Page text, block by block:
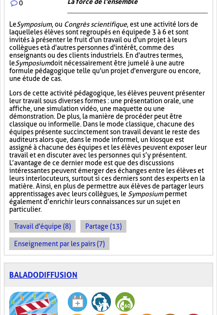
0
LeSymposium, ou Congrès scientifique, est une activité lors de
laquelle les élèves sont regroupés en équipe de 3 à 6 et sont
invités à présenter le fruit d'un travail ou d'un projet à leurs
collègues et à d'autres personnes d'intérêt, comme des
enseignants ou des clients industriels. En d'autres termes,
leSymposiumdoit nécessairement être jumelé à une autre
formule pédagogique telle qu'un projet d'envergure ou encore,
une étude de cas.
Lors de cette activité pédagogique, les élèves peuvent présenter
leur travail sous diverses formes : une présentation orale, une
affiche, une simulation vidéo, une maquette ou une
démonstration. De plus, la manière de procéder peut être
classique ou informelle. Dans le mode classique, chacune des
équipes présente succinctement son travail devant le reste des
auditeurs alors que, dans le mode informel, un kiosque est
assigné à chacune des équipes et les élèves peuvent exposer leur
travail et en discuter avec les personnes qui s’y présentent.
L’avantage de ce dernier mode est que des discussions
intéressantes peuvent émerger des échanges entre les élèves et
leurs interlocuteurs, surtout si ces derniers sont des experts en la
matière. Ainsi, en plus de permettre aux élèves de partager leurs
apprentissages avec leurs collègues, le Symposiumpermet
également d’enrichir leurs connaissances sur un sujet en
particulier.
Travail d'équipe (8) Partage (13)
Enseignement par les pairs (7)
BALADODIFFUSION